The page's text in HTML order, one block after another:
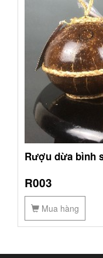
Rượu dừa bình
R003
Mua hàng